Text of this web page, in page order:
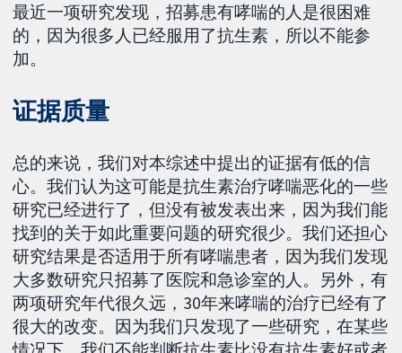
最近一项研究发现，招募患有哮喘的人是很困难
的，因为很多人已经服用了抗生素，所以不能参
加。
证据质量
总的来说，我们对本综述中提出的证据有低的信
心。我们认为这可能是抗生素治疗哮喘恶化的一些
研究已经进行了，但没有被发表出来，因为我们能
找到的关于如此重要问题的研究很少。我们还担心
研究结果是否适用于所有哮喘患者，因为我们发现
大多数研究只招募了医院和急诊室的人。另外，有
两项研究年代很久远，30年来哮喘的治疗已经有了
很大的改变。因为我们只发现了一些研究，在某些